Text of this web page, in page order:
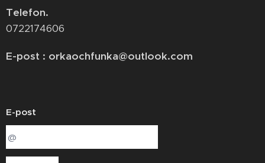
Telefon.
0722174606
E-post : orkaochfunka@outlook.com
E-post